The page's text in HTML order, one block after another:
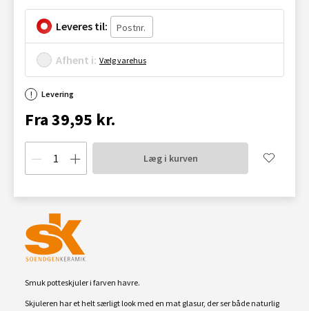
Leveres til:
Afhent i: Vælg varehus
Levering
Fra 39,95 kr.
Læg i kurven
Smuk potteskjuler i farven havre.
Skjuleren har et helt særligt look med en mat glasur, der ser både naturlig